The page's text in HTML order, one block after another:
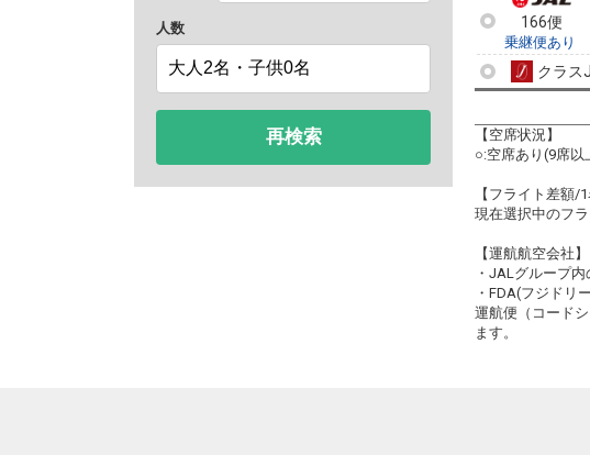
人数
再検索
166便
乗継便あり
クラス
【空席状況】
○:空席あり(9席
【フライト差額/1
現在選択中のフ
【運航航空会社】
・JALグループ
・FDA(フジドリ
運航便（コード
ます。